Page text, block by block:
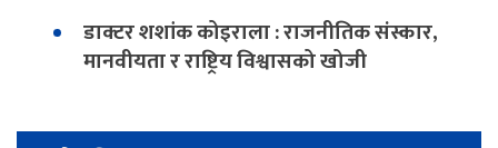
डाक्टर शशांक कोइराला : राजनीतिक संस्कार,
मानवीयता र राष्ट्रिय विश्वासको खोजी